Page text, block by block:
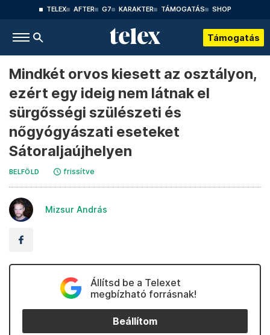
TELEX AFTER G7 KARAKTER TÁMOGATÁS SHOP
Támogatás
Mindkét orvos kiesett az osztályon,
ezért egy ideig nem látnak el
sürgősségi szülészeti és
nőgyógyászati eseteket
Sátoraljaújhelyen
BELFÖLD frissítve
Mizsur András
Állítsd be a Telexet
megbízható forrásnak!
Beállítom